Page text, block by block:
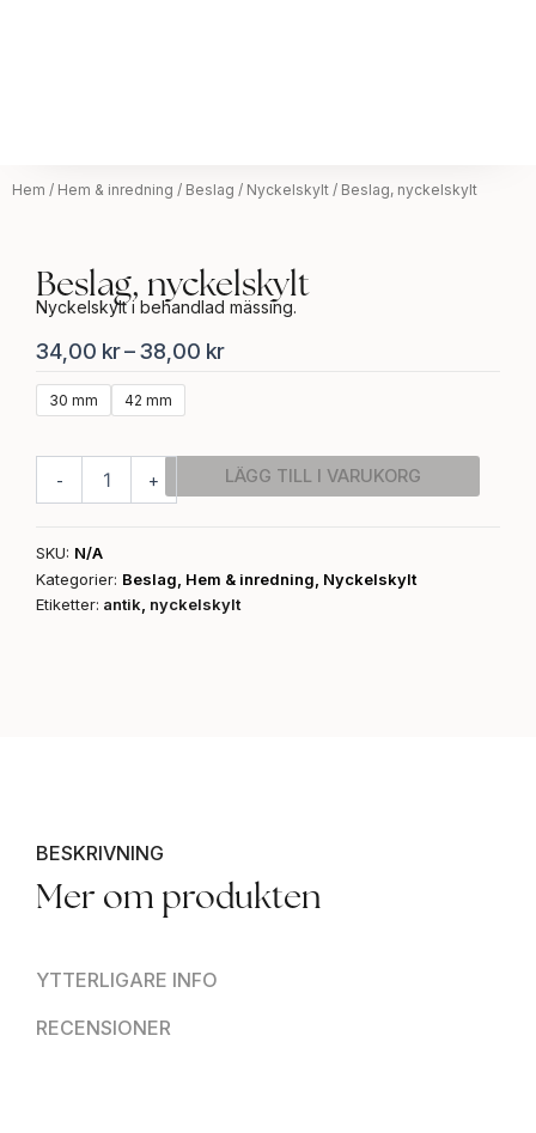
Hem / Hem & inredning / Beslag / Nyckelskylt / Beslag, nyckelskylt
Beslag, nyckelskylt
Nyckelskylt i behandlad mässing.
34,00 kr–38,00 krPrisintervall:
30 mm 42 mm
-
Beslag,
nyckelskylt
+ LÄGG TILL I VARUKORG
SKU: N/A
Kategorier: Beslag Hem & inredning Nyckelskylt
Etiketter: antik nyckelskylt
BESKRIVNING
YTTERLIGARE INFO
RECENSIONER
Mer om produkten